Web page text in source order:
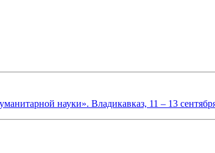
науки». Владикавказ, 11 – 13